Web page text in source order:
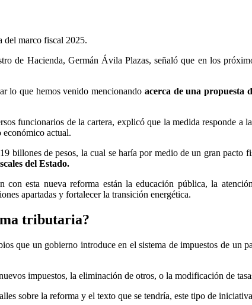
del marco fiscal 2025.
de Hacienda, Germán Ávila Plazas, señaló que en los
lo que hemos venido mencionando acerca de una propuesta
funcionarios de la cartera, explicó que la medida responde a
económico actual.
billones de pesos, la cual se haría por medio de un gran pacto
del Estado.
con esta nueva reforma están la educación pública, la
apartadas y fortalecer la transición energética.
tributaria?
que un gobierno introduce en el sistema de impuestos de
impuestos, la eliminación de otros, o la modificación de
sobre la reforma y el texto que se tendría, este tipo de